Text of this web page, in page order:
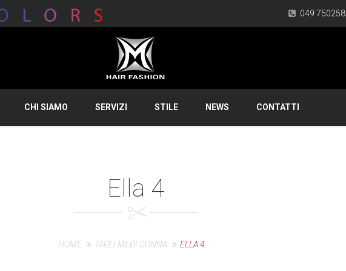
049 750258
CHI SIAMO SERVIZI STILE NEWS CONTATTI
Ella 4
HOME TAGLI MEDI DONNA ELLA 4